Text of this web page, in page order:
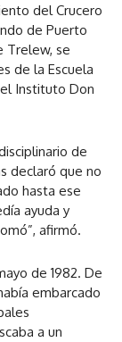
del Crucero
de Puerto
Trelew, se
de la Escuela
Instituto Don
de
declaró que no
hasta ese
ayuda y
afirmó.
de 1982. De
embarcado
a un